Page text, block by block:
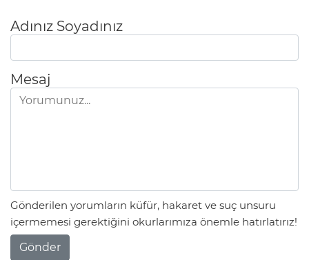
Adınız Soyadınız
Mesaj
Gönderilen yorumların küfür, hakaret ve suç unsuru
içermemesi gerektiğini okurlarımıza önemle hatırlatırız!
Gönder